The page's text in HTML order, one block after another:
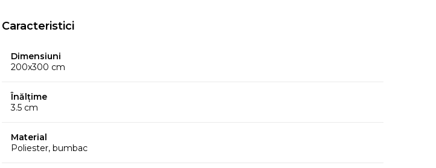
Caracteristici
Dimensiuni
200x300 cm
Înălțime
3.5 cm
Material
Poliester, bumbac